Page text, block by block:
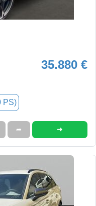
35.880 €
PS)
➦ ➜